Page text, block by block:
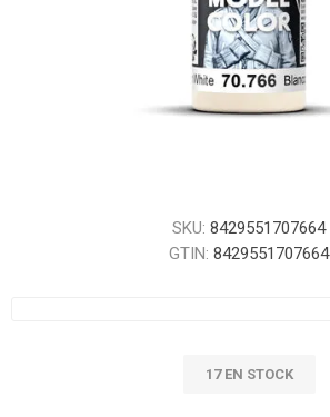
SKU: 8429551707664
GTIN: 8429551707664
17 EN STOCK